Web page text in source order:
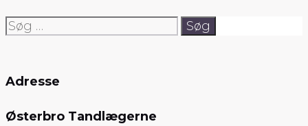
Søg
Adresse
Østerbro Tandlægerne